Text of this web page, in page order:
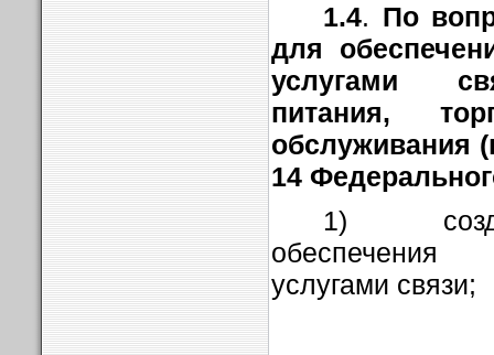
1.4. По
для
услугами
питания,
обслуживания
14
1)
услугами связи;